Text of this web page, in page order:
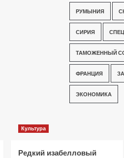
РУМЫНИЯ
СИРИЯ
ТАМОЖЕННЫЙ
ФРАНЦИЯ
ЭКОНОМИКА
Культура
Редкий изабелловый